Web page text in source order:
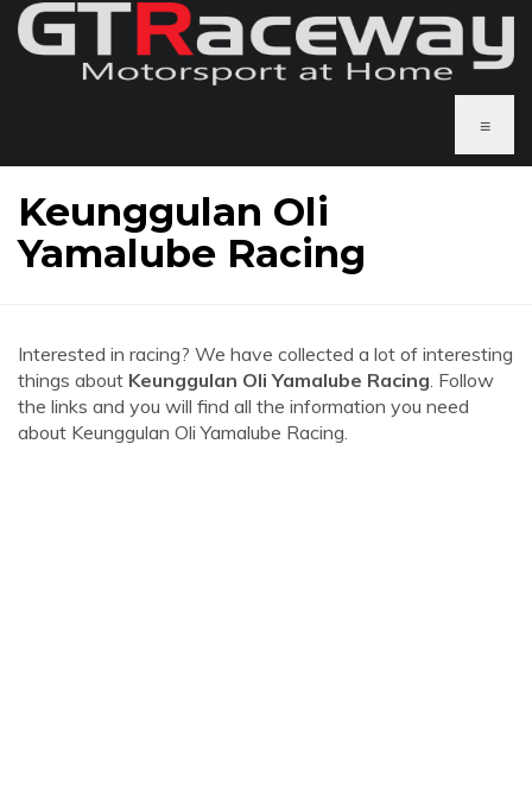
≡
Keunggulan Oli
Yamalube Racing
Interested in racing? We have collected a lot of interesting
things about Keunggulan Oli Yamalube Racing. Follow
the links and you will find all the information you need
about Keunggulan Oli Yamalube Racing.